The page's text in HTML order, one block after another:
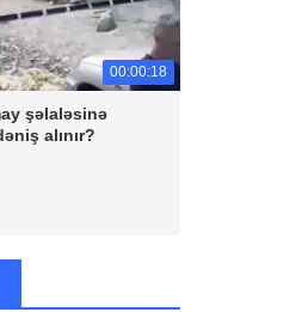
00:00:18
şəlaləsinə
alınır?